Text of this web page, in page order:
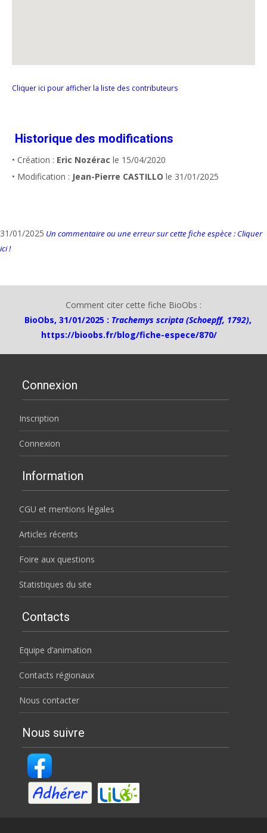
Cliquer ici pour afficher la liste des contributeurs
Historique des modifications
• Création : Eric Nozérac le 15/04/2020
• Modification : Jean-Pierre CASTILLO le 31/01/2025
31/01/2025 Un commentaire ou une erreur sur cette fiche espèce : Cliquer
ici !
Comment citer cette fiche BioObs :
BioObs, 31/01/2025 : Trachemys scripta (Schoepff, 1792),
https://bioobs.fr/blog/fiche-espece/870/
Connexion
Inscription
Connexion
Information
CGU et mentions légales
Articles récents
Foire aux questions
Statistiques du site
Contacts
Equipe d’animation
Contacts régionaux
Nous contacter
Nous suivre